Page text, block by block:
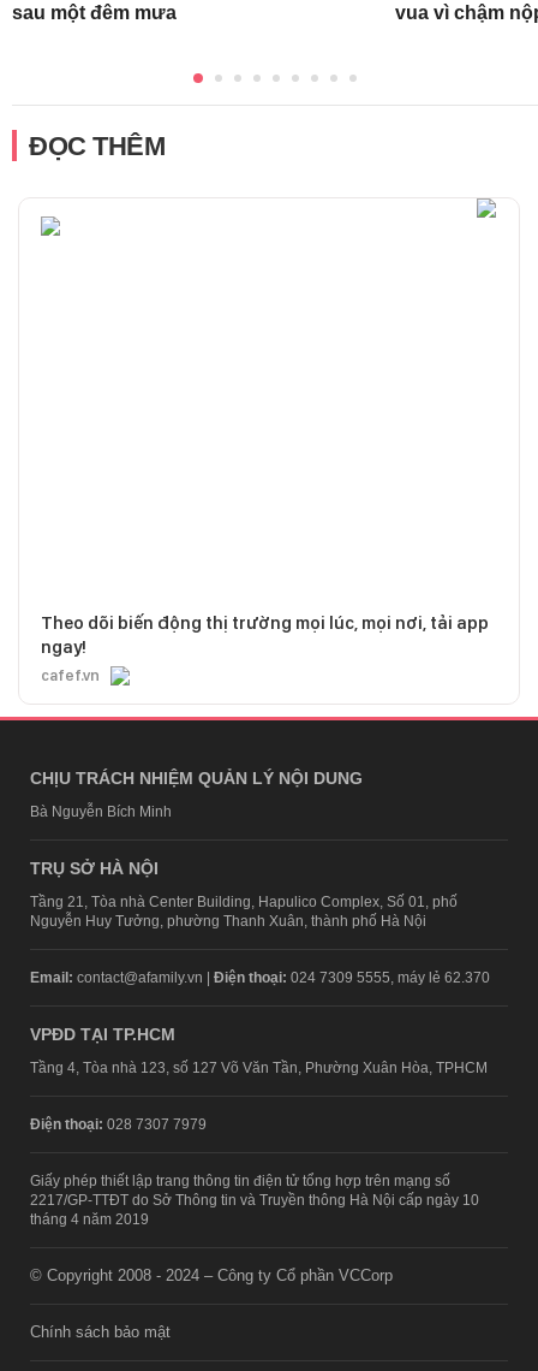
sau một đêm mưa
vua vì chậm
ĐỌC THÊM
Theo dõi biến động thị trường mọi lúc, mọi nơi, tải app
ngay!
cafef.vn
CHỊU TRÁCH NHIỆM QUẢN LÝ NỘI DUNG
Bà Nguyễn Bích Minh
TRỤ SỞ HÀ NỘI
Tầng 21, Tòa nhà Center Building, Hapulico Complex, Số 01, phố
Nguyễn Huy Tưởng, phường Thanh Xuân, thành phố Hà Nội
Email: contact@afamily.vn | Điện thoại: 024 7309 5555, máy lẻ 62.370
VPĐD TẠI TP.HCM
Tầng 4, Tòa nhà 123, số 127 Võ Văn Tần, Phường Xuân Hòa, TPHCM
Điện thoại: 028 7307 7979
Giấy phép thiết lập trang thông tin điện tử tổng hợp trên mạng số
2217/GP-TTĐT do Sở Thông tin và Truyền thông Hà Nội cấp ngày 10
tháng 4 năm 2019
© Copyright 2008 - 2024 – Công ty Cổ phần VCCorp
Chính sách bảo mật